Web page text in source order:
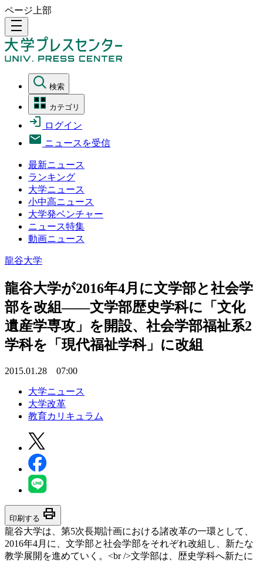
ページ上部
density_medium
検索
カテゴリ
ログイン
ニュースを受信
最新ニュース
ランキング
大学ニュース
小中高ニュース
大学発ベンチャー
ニュース特集
動画ニュース
龍谷大学
龍谷大学が2016年4月に文学部と社会学
部を改組――文学部歴史学科に「文化
遺産学専攻」を開設、社会学部福祉系2
学科を「現代福祉学科」に改組
2015.01.28 07:00
大学ニュース
大学改革
教育カリキュラム
印刷する print
龍谷大学は、第5次長期計画における諸改革の一環として、
2016年4月に、文学部と社会学部をそれぞれ改組し、新たな
教学展開を進めていく。<br />文学部は、歴史学科へ新たに